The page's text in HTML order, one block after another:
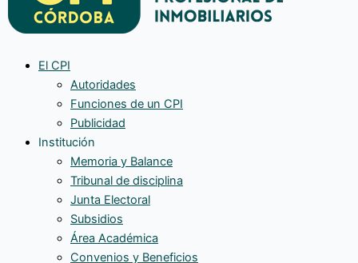
El CPI
Autoridades
Funciones de un CPI
Publicidad
Institución
Memoria y Balance
Tribunal de disciplina
Junta Electoral
Subsidios
Área Académica
Convenios y Beneficios